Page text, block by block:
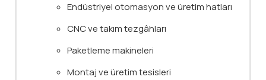
Endüstriyel otomasyon ve üretim hatları
CNC ve takım tezgâhları
Paketleme makineleri
Montaj ve üretim tesisleri